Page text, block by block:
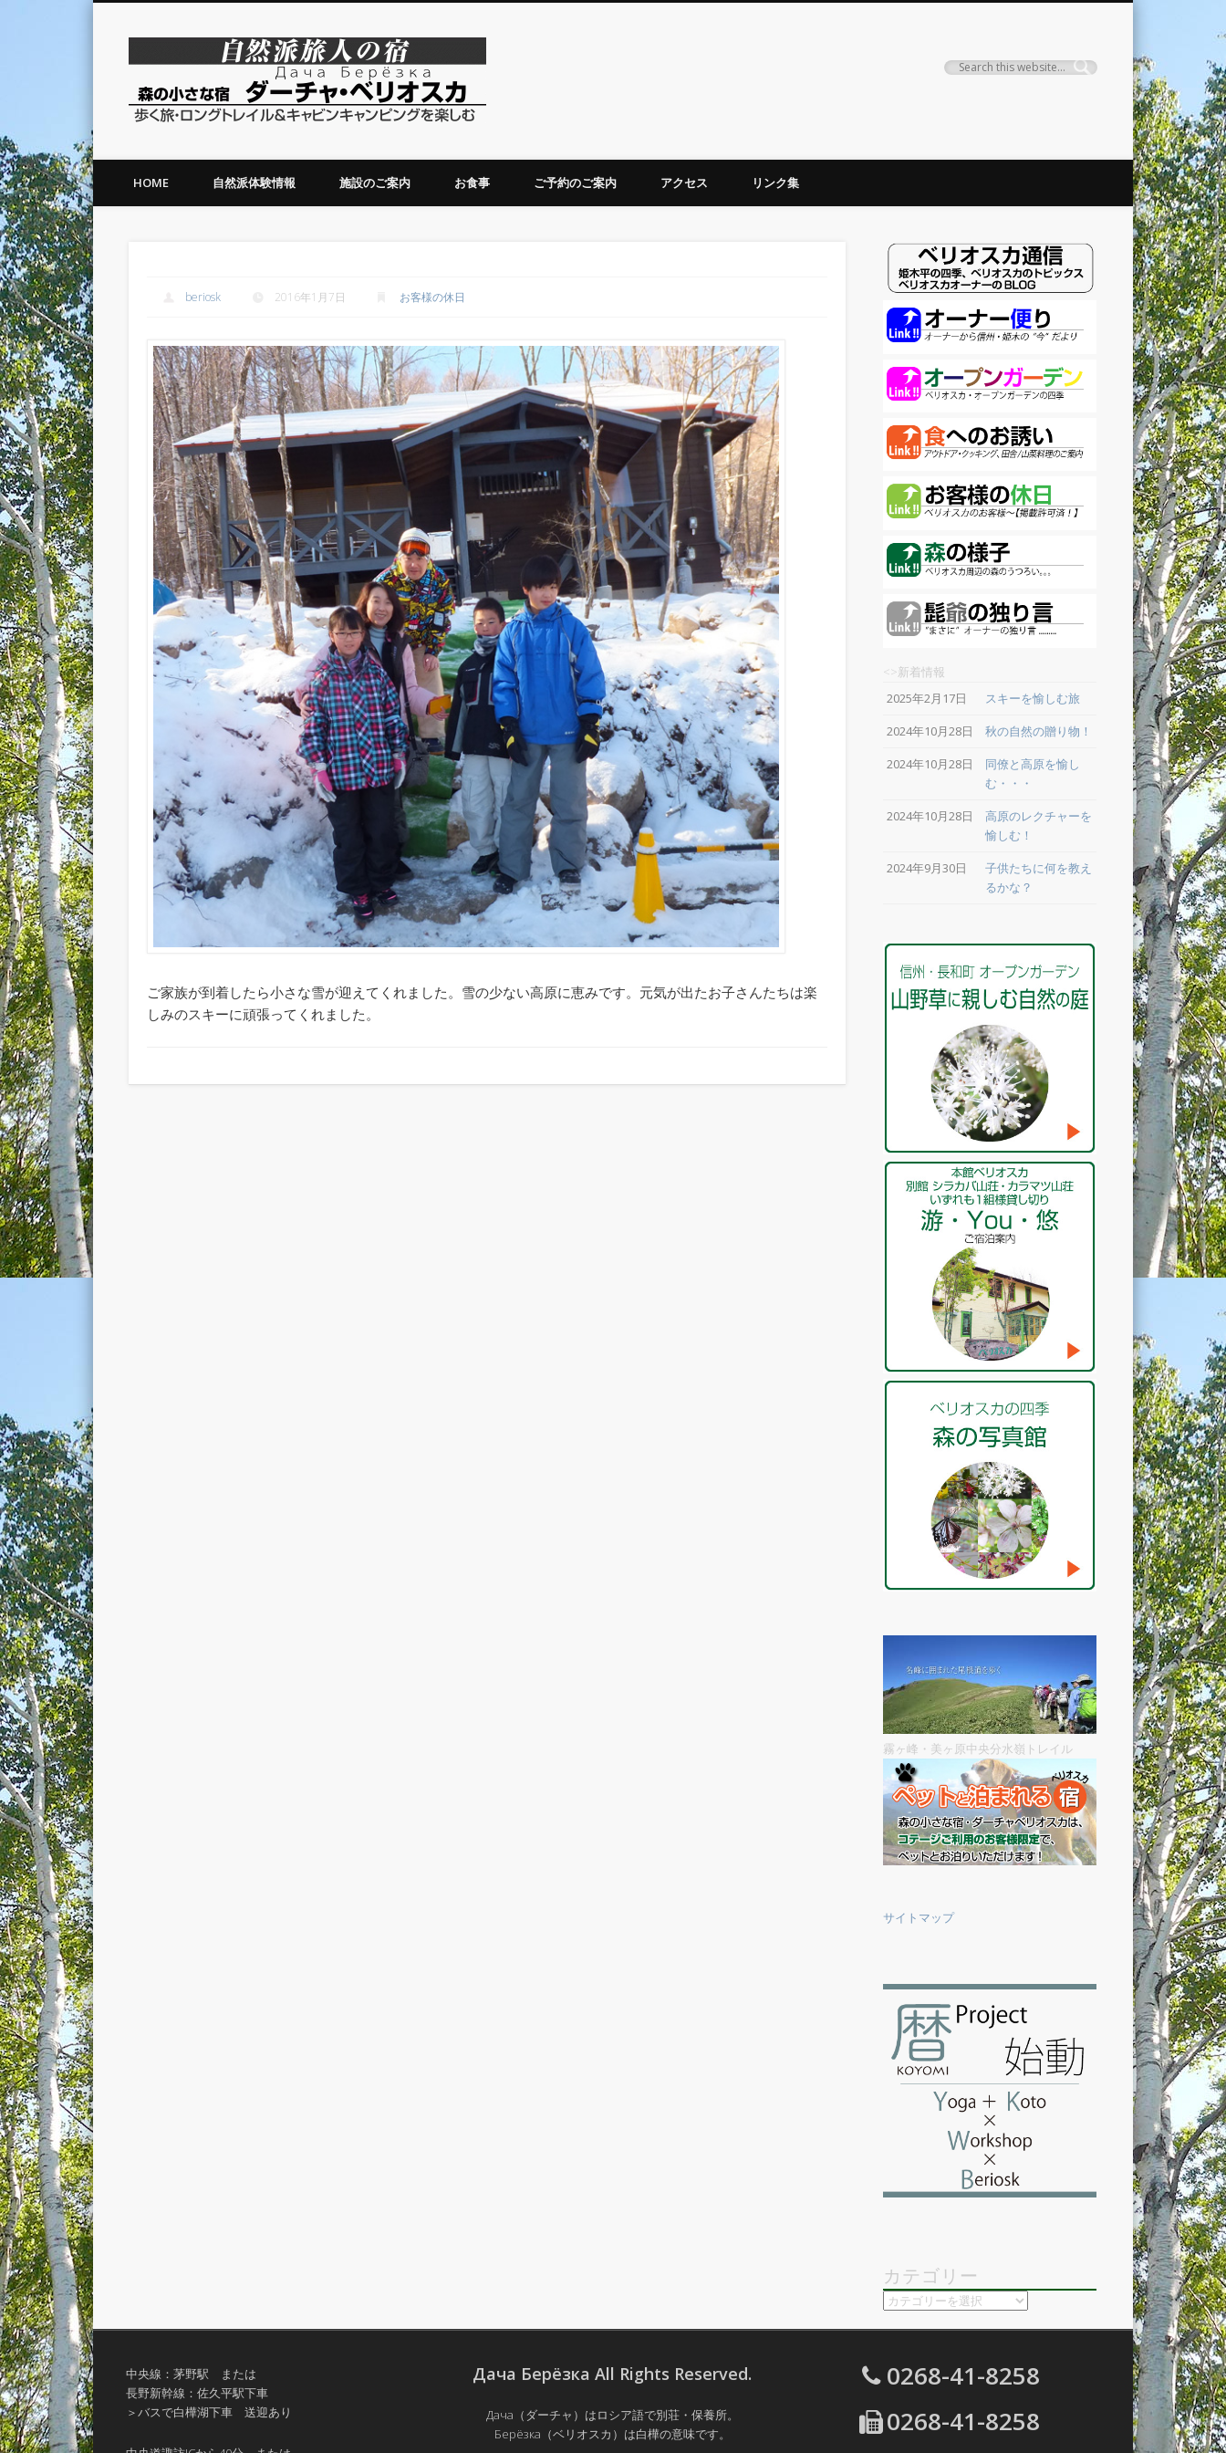
ダーチャベリオスカ
HOME 自然派体験情報 施設のご案内 お食事 ご予約のご案内 アクセス リンク集
beriosk
2016年1月7日 お客様の休日
ご家族が到着したら小さな雪が迎えてくれました。雪の少ない高原に恵みです。元気が出たお子さんたちは楽
しみのスキーに頑張ってくれました。
<>新着情報
2025年2月17日
スキーを愉しむ旅
2024年10月28日
秋の自然の贈り物！
2024年10月28日
同僚と高原を愉し
む・・・
2024年10月28日
高原のレクチャーを
愉しむ！
2024年9月30日
子供たちに何を教え
るかな？
霧ヶ峰・美ヶ原中央分水嶺トレイル
サイトマップ
カテゴリー
カ
ー
中央線：茅野駅 または
長野新幹線：佐久平駅下車
＞バスで白樺湖下車 送迎あり
Дача Берёзка All Rights Reserved.
Дача（ダーチャ）はロシア語で別荘・保養所。
Берёзка（ベリオスカ）は白樺の意味です。
0268-41-8258
0268-41-8258